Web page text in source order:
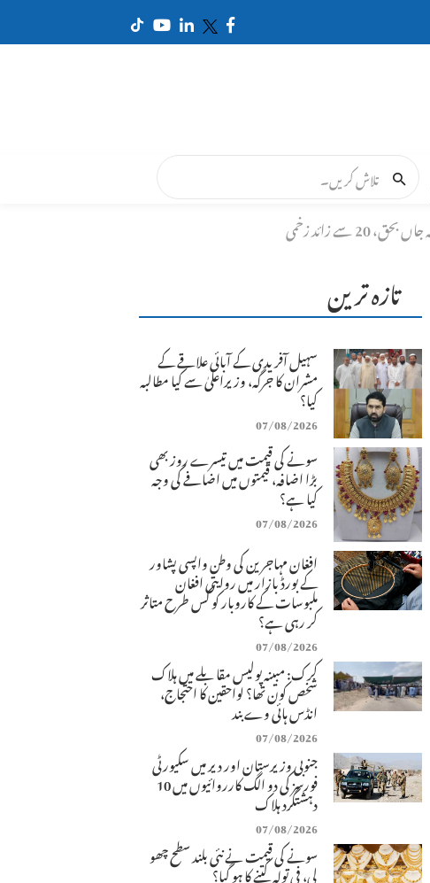
تازہ ترین
سہیل آفریدی کے آبائی علاقے کے
مشران کا جرگہ، وزیراعلیٰ سے کیا مطالبہ
کیا؟
07/08/2026
سونے کی قیمت میں تیسرے روز بھی
بڑا اضافہ، قیمتوں میں اضافے کی وجہ
کیا ہے؟
07/08/2026
افغان مہاجرین کی وطن واپسی پشاور
کے بورڈ بازار میں روایتی افغان
ملبوسات کے کاروبار کو کس طرح متاثر
کر رہی ہے؟
07/08/2026
کرک: مبینہ پولیس مقابلے میں ہلاک
شخص کون تھا؟ لواحقین کا احتجاج،
انڈس ہائی وے بند
07/08/2026
جنوبی وزیرستان اور دیر میں سکیورٹی
فورسز کی دو الگ کارروائیوں میں 10
دہشتگرد ہلاک
07/08/2026
سونے کی قیمت نے نئی بلند سطح چھو
لی، فی تولہ کتنے کا ہو گیا؟